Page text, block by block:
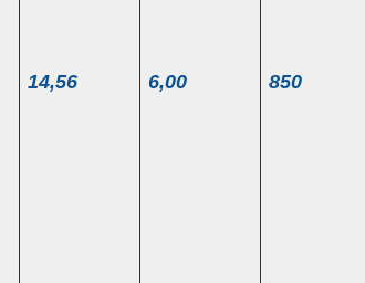
14,56 6,00 850